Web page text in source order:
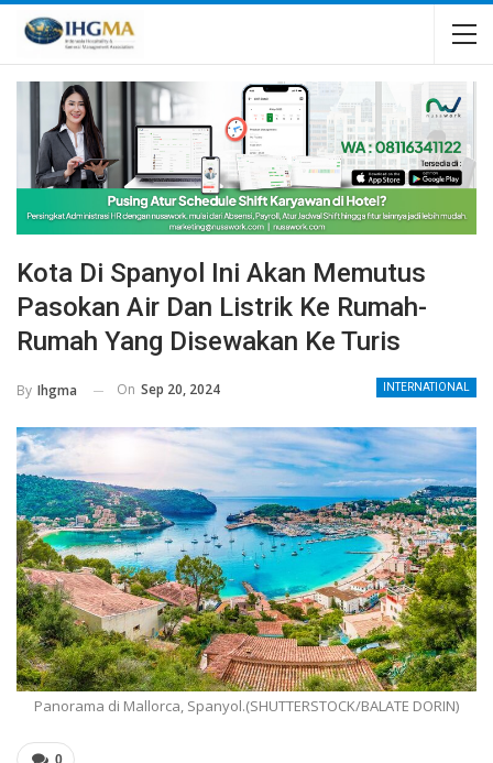
Kota Di Spanyol Ini Akan Memutus
Pasokan Air Dan Listrik Ke Rumah-
Rumah Yang Disewakan Ke Turis
INTERNATIONAL
By Ihgma On Sep 20, 2024
Panorama di Mallorca, Spanyol.(SHUTTERSTOCK/BALATE DORIN)
0